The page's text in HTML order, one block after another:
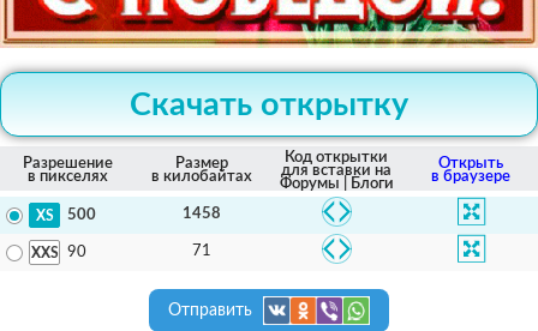
Скачать открытку
Разрешение
в пикселях
Размер
в килобайтах
Код открытки
для вставки на
Форумы | Блоги
Открыть
в браузере
500 1458
90 71
Отправить